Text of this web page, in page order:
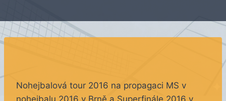
Nohejbalová tour 2016 na propagaci MS v